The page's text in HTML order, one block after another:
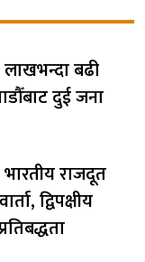
बढी
दुई जना
भारतीय राजदूत
द्विपक्षीय